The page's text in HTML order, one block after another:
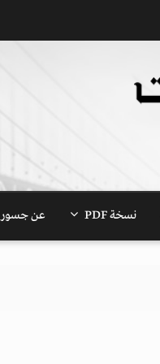
نسخة PDF عن جسور